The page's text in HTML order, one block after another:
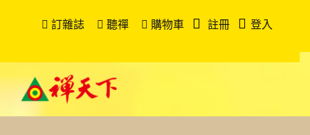
訂雜誌 聽禪 購物車 註冊 登入